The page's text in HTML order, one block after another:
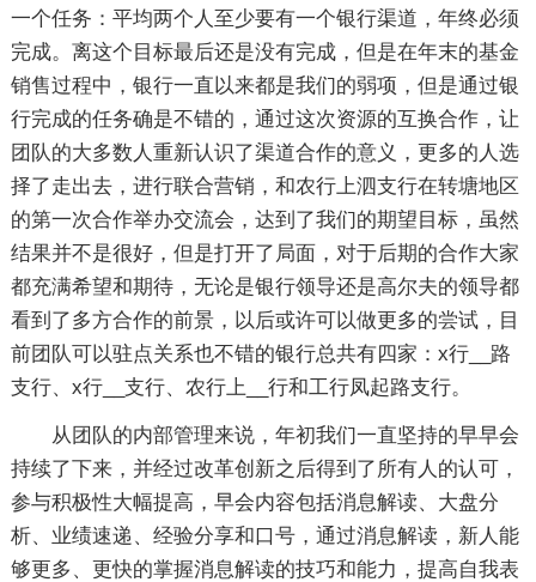
一个任务：平均两个人至少要有一个银行渠道，年终必须
完成。离这个目标最后还是没有完成，但是在年末的基金
销售过程中，银行一直以来都是我们的弱项，但是通过银
行完成的任务确是不错的，通过这次资源的互换合作，让
团队的大多数人重新认识了渠道合作的意义，更多的人选
择了走出去，进行联合营销，和农行上泗支行在转塘地区
的第一次合作举办交流会，达到了我们的期望目标，虽然
结果并不是很好，但是打开了局面，对于后期的合作大家
都充满希望和期待，无论是银行领导还是高尔夫的领导都
看到了多方合作的前景，以后或许可以做更多的尝试，目
前团队可以驻点关系也不错的银行总共有四家：x行__路
支行、x行__支行、农行上__行和工行凤起路支行。
从团队的内部管理来说，年初我们一直坚持的早早会
持续了下来，并经过改革创新之后得到了所有人的认可，
参与积极性大幅提高，早会内容包括消息解读、大盘分
析、业绩速递、经验分享和口号，通过消息解读，新人能
够更多、更快的掌握消息解读的技巧和能力，提高自我表